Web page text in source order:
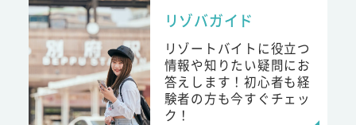
リゾバガイド
リゾートバイトに役立つ
情報や知りたい疑問にお
答えします！初心者も経
験者の方も今すぐチェッ
ク！